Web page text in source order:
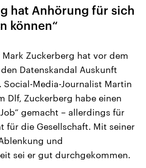
Anhalt
am 6.
neuen
das
Koalition aus
Berichte
den Parteien
USA
Aktuelle Beiträge,
Hintergründe
Wirtschaftlich und
gehören die Vereinigten
den mächtigsten Ländern
mit großem Einfluss auf
Podcasts
hat Anhörung für sich
können“
Mark Zuckerberg hat vor dem
Datenskandal Auskunft
Social-Media-Journalist Martin
Dlf, Zuckerberg habe einen
gemacht – allerdings für
für die Gesellschaft. Mit seiner
und
sei er gut durchgekommen.